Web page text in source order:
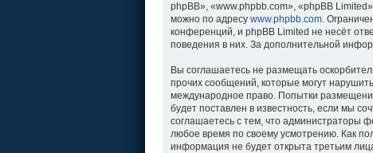
phpBB», «www.phpbb.com», «phpBB
можно по адресу www.phpbb.com.
конференций, и phpBB Limited не несёт
поведения в них. За дополнительной
Вы соглашаетесь не размещать
прочих сообщений, которые могут
международное право. Попытки
будет поставлен в известность, если мы
соглашаетесь с тем, что администраторы
любое время по своему усмотрению. Как
информация не будет открыта третьим